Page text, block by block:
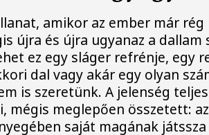
amikor az ember már
újra és újra ugyanaz a dallam
ez egy sláger refrénje, egy
dal vagy akár egy olyan
is szeretünk. A jelenség
mégis meglepően összetett:
saját magának